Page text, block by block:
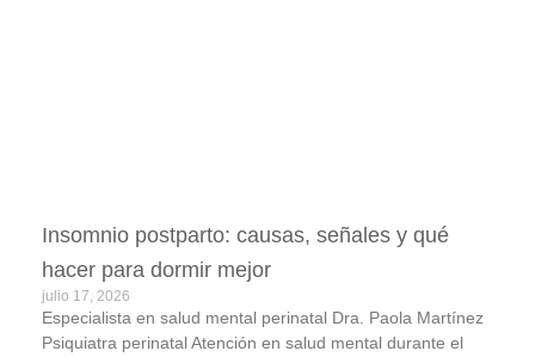
Insomnio postparto: causas, señales y qué
hacer para dormir mejor
julio 17, 2026
Especialista en salud mental perinatal Dra. Paola Martínez
Psiquiatra perinatal Atención en salud mental durante el